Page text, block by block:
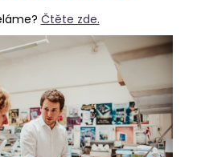
Čtěte zde.